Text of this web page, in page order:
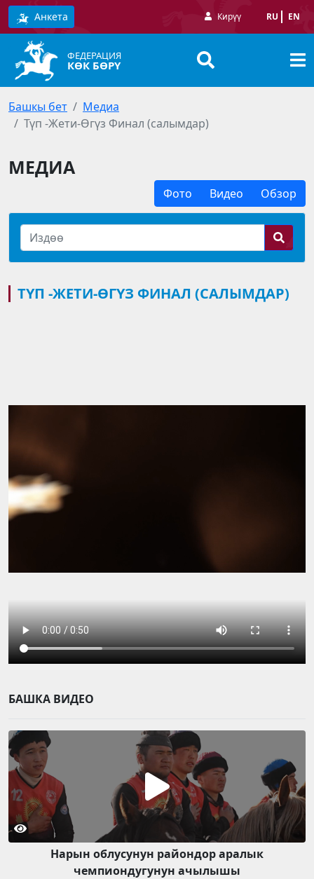
Анкета Кирүү RU EN
ФЕДЕРАЦИЯ
КӨК БӨРҮ
Башкы бет
Медиа
Түп -Жети-Өгүз Финал (салымдар)
МЕДИА
Фото Видео Обзор
ТҮП -ЖЕТИ-ӨГҮЗ ФИНАЛ (САЛЫМДАР)
БАШКА ВИДЕО
Нарын облусунун райондор аралык
чемпиондугунун ачылышы